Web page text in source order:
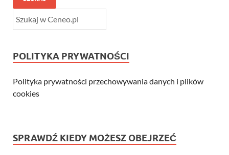
POLITYKA PRYWATNOŚCI
Polityka prywatności przechowywania danych i plików
cookies
SPRAWDŹ KIEDY MOŻESZ OBEJRZEĆ